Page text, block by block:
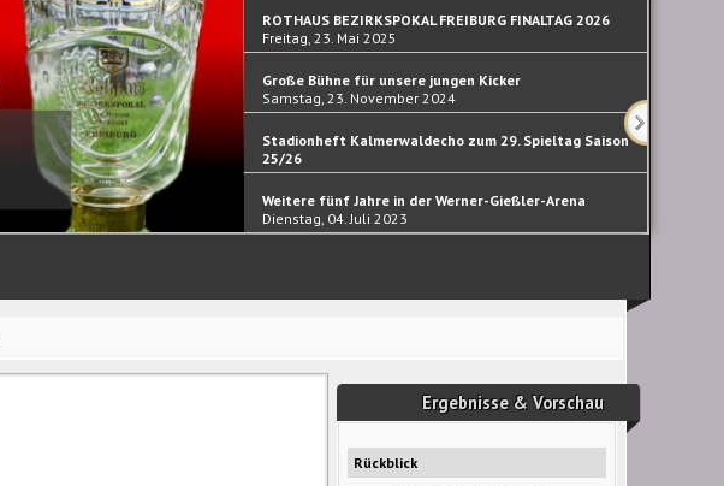
ROTHAUS BEZIRKSPOKAL FREIBURG FINALTAG 2026
Freitag, 23. Mai 2025
Große Bühne für unsere jungen Kicker
Samstag, 23. November 2024
Stadionheft Kalmerwaldecho zum 29. Spieltag Saison
25/26
Samstag, 30. September 2023
Weitere fünf Jahre in der Werner-Gießler-Arena
Dienstag, 04. Juli 2023
Ergebnisse & Vorschau
Rückblick